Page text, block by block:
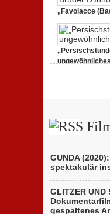
„Favolacce
Berlinale-
25. Februar 2020,
GUNDA
spektakulär
GLITZER
gespaltenes